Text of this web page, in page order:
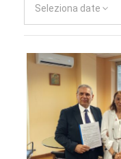
Seleziona date